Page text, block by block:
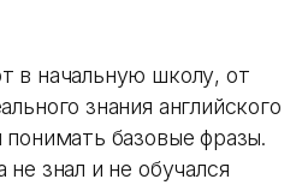
в начальную школу, от
знания английского
базовые фразы.
знал и не обучался